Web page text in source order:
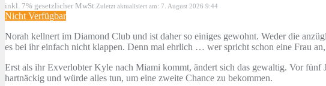
inkl. 7% gesetzlicher MwSt. Zuletzt aktualisiert am: 7. August 2026 9:44
Nicht Verfügbar
Norah kellnert im Diamond Club und ist daher so einiges gewohnt. Weder die
es bei ihr einfach nicht klappen. Denn mal ehrlich … wer spricht schon eine Frau
Erst als ihr Exverlobter Kyle nach Miami kommt, ändert sich das gewaltig. Vor fünf
hartnäckig und würde alles tun, um eine zweite Chance zu bekommen.